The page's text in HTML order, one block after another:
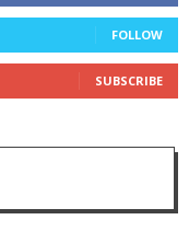
FOLLOW
SUBSCRIBE